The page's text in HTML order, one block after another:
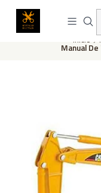
Este
Inicio
Manual